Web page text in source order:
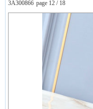
3A300866 page 12 / 18